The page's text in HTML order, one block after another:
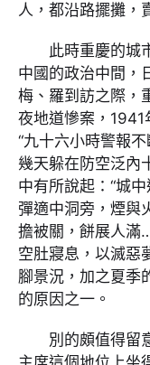
人，都沿路擺攤，
此時重慶的城
中國的政治中間，
梅、羅到訪之際，
夜地道慘案，
“九十六小時警報
幾天躲在防空泛內
中有所說起：“城
彈適中洞旁，煙與
擔被關，餅展人滿
空肚寢息，以滅惡
腳景況，加之夏季
的原因之一。
別的頗值得留